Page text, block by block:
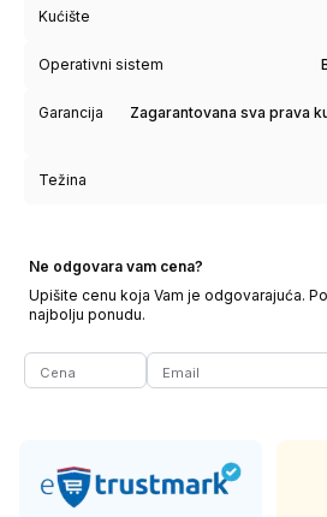
Kućište
Operativni sistem
Garancija
Zagarantovana sva prava
Težina
Ne odgovara vam cena?
Upišite cenu koja Vam je odgovarajuća.
najbolju ponudu.